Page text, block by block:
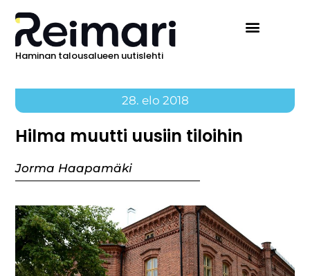
Haminan talousalueen uutislehti
28. elo 2018
Hilma muutti uusiin tiloihin
Jorma Haapamäki